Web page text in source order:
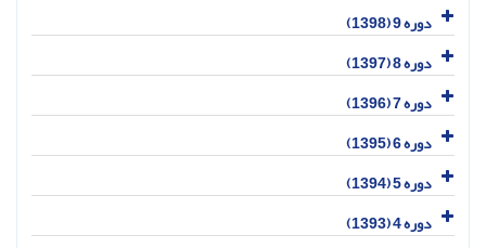
دوره 9 (1398)
دوره 8 (1397)
دوره 7 (1396)
دوره 6 (1395)
دوره 5 (1394)
دوره 4 (1393)